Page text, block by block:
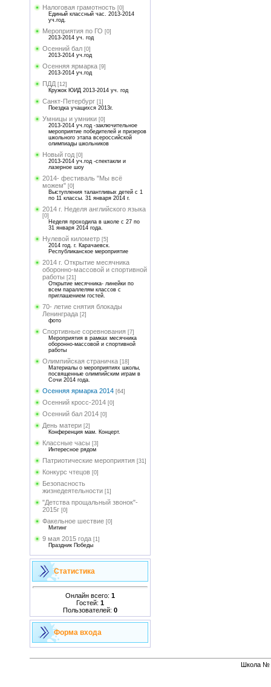
Налоговая грамотность [0]
Единый классный час. 2013-2014
уч.год.
Мероприятия по ГО [0]
2013-2014 уч. год
Осенний бал [0]
2013-2014 уч.год
Осенняя ярмарка [9]
2013-2014 уч.год
ПДД [12]
Кружок ЮИД 2013-2014 уч. год
Санкт-Петербург [1]
Поездка учащихся 2013г.
Умницы и умники [0]
2013-2014 уч.год -заключительное
мероприятие победителей и призеров
школьного этапа всероссийской
олимпиады школьников
Новый год [0]
2013-2014 уч.год -спектакли и
лазерное шоу
2014- фестиваль "Мы всё
можем" [0]
Выступления талантливых детей с 1
по 11 классы. 31 января 2014 г.
2014 г. Неделя английского языка
[0]
Неделя проходила в школе с 27 по
31 января 2014 года.
Нулевой километр [5]
2014 год. г. Карачаевск.
Республиканское мероприятие
2014 г. Открытие месячника
оборонно-массовой и спортивной
работы [21]
Открытие месячника- линейки по
всем параллелям классов с
приглашением гостей.
70- летие снятия блокады
Ленинграда [2]
фото
Спортивные соревнования [7]
Мероприятия в рамках месячника
оборонно-массовой и спортивной
работы
Олимпийская страничка [18]
Материалы о мероприятиях школы,
посвященные олимпийским играм в
Сочи 2014 года.
Осенняя ярмарка 2014 [64]
Осенний кросс-2014 [0]
Осенний бал 2014 [0]
День матери [2]
Конференция мам. Концерт.
Классные часы [3]
Интересное рядом
Патриотические мероприятия [31]
Конкурс чтецов [0]
Безопасность
жизнедеятельности [1]
"Детства прощальный звонок"-
2015г [0]
Факельное шествие [0]
Митинг
9 мая 2015 года [1]
Праздник Победы
Статистика
Онлайн всего: 1
Гостей: 1
Пользователей: 0
Форма входа
Школа №